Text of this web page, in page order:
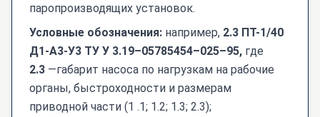
паропроизводящих установок.
Условные обозначения: например, 2.3 ПТ-1/40
Д1-А3-У3 ТУ У 3.19–05785454–025–95, где
2.3 —габарит насоса по нагрузкам на рабочие
органы, быстроходности и размерам
приводной части (1 .1; 1.2; 1.3; 2.3);